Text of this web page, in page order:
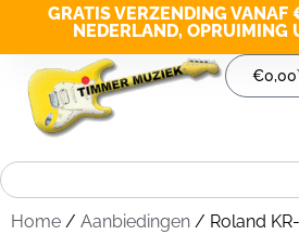
GRATIS VERZENDING
NEDERLAND, OPRUIMING
€0,00
Home / Aanbiedingen / Roland